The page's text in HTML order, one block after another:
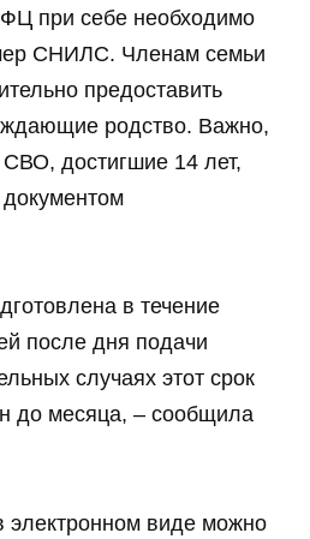
при себе необходимо
СНИЛС. Членам семьи
предоставить
родство. Важно,
СВО, достигшие 14 лет,
документом
в течение
после дня подачи
случаях этот срок
до месяца, – сообщила
электронном виде можно